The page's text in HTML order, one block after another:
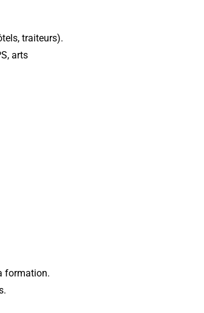
traiteurs).
arts
formation.